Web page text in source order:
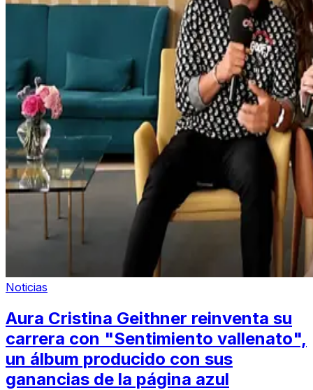
Noticias
Aura Cristina Geithner reinventa su
carrera con "Sentimiento vallenato",
un álbum producido con sus
ganancias de la página azul